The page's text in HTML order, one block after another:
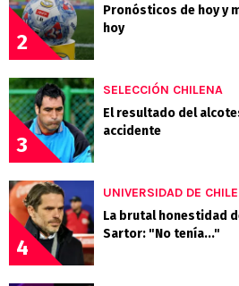
2
Pronósticos de hoy y
hoy
3
SELECCIÓN CHILENA
El resultado del
accidente
4
UNIVERSIDAD DE CHILE
La brutal honestidad
Sartor: "No tenía..."